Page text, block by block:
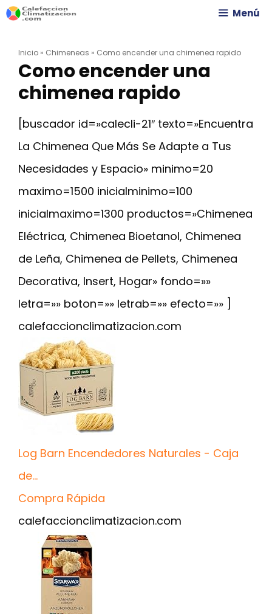
Saltar
contenido
Menú
Inicio » Chimeneas » Como encender una chimenea rapido
Como encender una
chimenea rapido
[buscador id=»calecli-21″ texto=»Encuentra
La Chimenea Que Más Se Adapte a Tus
Necesidades y Espacio» minimo=20
maximo=1500 inicialminimo=100
inicialmaximo=1300 productos=»Chimenea
Eléctrica, Chimenea Bioetanol, Chimenea
de Leña, Chimenea de Pellets, Chimenea
Decorativa, Insert, Hogar» fondo=»»
letra=»» boton=»» letrab=»» efecto=»» ]
calefaccionclimatizacion.com
Log Barn Encendedores Naturales - Caja
de...
Compra Rápida
calefaccionclimatizacion.com